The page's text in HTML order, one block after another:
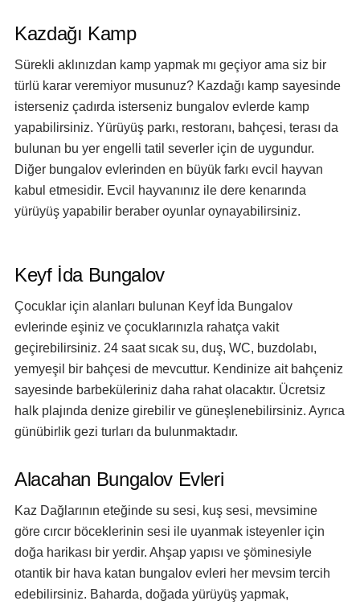
Kazdağı Kamp
Sürekli aklınızdan kamp yapmak mı geçiyor ama siz bir
türlü karar veremiyor musunuz? Kazdağı kamp sayesinde
isterseniz çadırda isterseniz bungalov evlerde kamp
yapabilirsiniz. Yürüyüş parkı, restoranı, bahçesi, terası da
bulunan bu yer engelli tatil severler için de uygundur.
Diğer bungalov evlerinden en büyük farkı evcil hayvan
kabul etmesidir. Evcil hayvanınız ile dere kenarında
yürüyüş yapabilir beraber oyunlar oynayabilirsiniz.
Keyf İda Bungalov
Çocuklar için alanları bulunan Keyf İda Bungalov
evlerinde eşiniz ve çocuklarınızla rahatça vakit
geçirebilirsiniz. 24 saat sıcak su, duş, WC, buzdolabı,
yemyeşil bir bahçesi de mevcuttur. Kendinize ait bahçeniz
sayesinde barbeküleriniz daha rahat olacaktır. Ücretsiz
halk plajında denize girebilir ve güneşlenebilirsiniz. Ayrıca
günübirlik gezi turları da bulunmaktadır.
Alacahan Bungalov Evleri
Kaz Dağlarının eteğinde su sesi, kuş sesi, mevsimine
göre cırcır böceklerinin sesi ile uyanmak isteyenler için
doğa harikası bir yerdir. Ahşap yapısı ve şöminesiyle
otantik bir hava katan bungalov evleri her mevsim tercih
edebilirsiniz. Baharda, doğada yürüyüş yapmak,